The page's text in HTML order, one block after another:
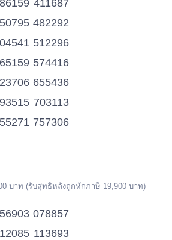
411687
482292
512296
574416
655436
703113
757306
บาท (รับสุทธิหลังถูกหักภาษี 19,900 บาท)
078857
113693